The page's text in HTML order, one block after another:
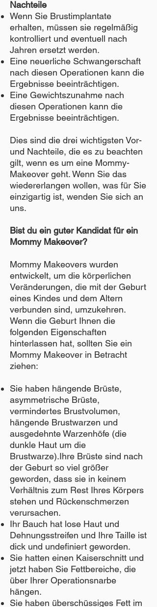
Nachteile
Wenn Sie Brustimplantate
erhalten, müssen sie regelmäßig
kontrolliert und eventuell nach
Jahren ersetzt werden.
Eine neuerliche Schwangerschaft
nach diesen Operationen kann die
Ergebnisse beeinträchtigen.
Eine Gewichtszunahme nach
diesen Operationen kann die
Ergebnisse beeinträchtigen.
Dies sind die drei wichtigsten Vor-
und Nachteile, die es zu beachten
gilt, wenn es um eine Mommy-
Makeover geht. Wenn Sie das
wiedererlangen wollen, was für Sie
einzigartig ist, wenden Sie sich an
uns.
Bist du ein guter Kandidat für ein
Mommy Makeover?
Mommy Makeovers wurden
entwickelt, um die körperlichen
Veränderungen, die mit der Geburt
eines Kindes und dem Altern
verbunden sind, umzukehren.
Wenn die Geburt Ihnen die
folgenden Eigenschaften
hinterlassen hat, sollten Sie ein
Mommy Makeover in Betracht
ziehen:
Sie haben hängende Brüste,
asymmetrische Brüste,
vermindertes Brustvolumen,
hängende Brustwarzen und
ausgedehnte Warzenhöfe (die
dunkle Haut um die
Brustwarze).Ihre Brüste sind nach
der Geburt so viel größer
geworden, dass sie in keinem
Verhältnis zum Rest Ihres Körpers
stehen und Rückenschmerzen
verursachen.
Ihr Bauch hat lose Haut und
Dehnungsstreifen und Ihre Taille ist
dick und undefiniert geworden.
Sie hatten einen Kaiserschnitt und
jetzt haben Sie Fettbereiche, die
über Ihrer Operationsnarbe
hängen.
Sie haben überschüssiges Fett im